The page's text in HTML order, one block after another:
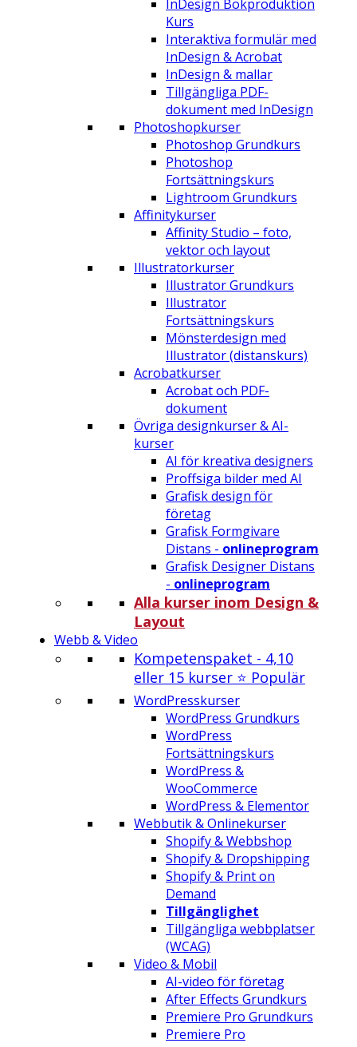
InDesign Bokproduktion
Kurs
Interaktiva formulär med
InDesign & Acrobat
InDesign & mallar
Tillgängliga PDF-
dokument med InDesign
Photoshopkurser
Photoshop Grundkurs
Photoshop
Fortsättningskurs
Lightroom Grundkurs
Affinitykurser
Affinity Studio – foto,
vektor och layout
Illustratorkurser
Illustrator Grundkurs
Illustrator
Fortsättningskurs
Mönsterdesign med
Illustrator (distanskurs)
Acrobatkurser
Acrobat och PDF-
dokument
Övriga designkurser & AI-
kurser
AI för kreativa designers
Proffsiga bilder med AI
Grafisk design för
företag
Grafisk Formgivare
Distans - onlineprogram
Grafisk Designer Distans
- onlineprogram
Alla kurser inom Design &
Layout
Webb & Video
Kompetenspaket - 4,10
eller 15 kurser ⭐ Populär
WordPresskurser
WordPress Grundkurs
WordPress
Fortsättningskurs
WordPress &
WooCommerce
WordPress & Elementor
Webbutik & Onlinekurser
Shopify & Webbshop
Shopify & Dropshipping
Shopify & Print on
Demand
Tillgänglighet
Tillgängliga webbplatser
(WCAG)
Video & Mobil
AI-video för företag
After Effects Grundkurs
Premiere Pro Grundkurs
Premiere Pro